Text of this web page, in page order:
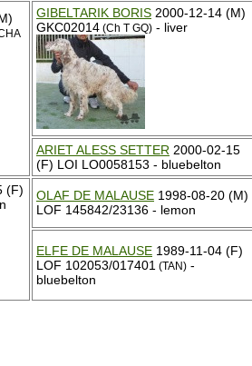
GIBELTARIK BORIS 2000-12-14 (M)
GKC02014 (Ch T GQ) - liver
ARIET ALESS SETTER 2000-02-15
(F) LOI LO0058153 - bluebelton
(F)
OLAF DE MALAUSE 1998-08-20 (M)
LOF 145842/23136 - lemon
ELFE DE MALAUSE 1989-11-04 (F)
LOF 102053/017401 (TAN) -
bluebelton